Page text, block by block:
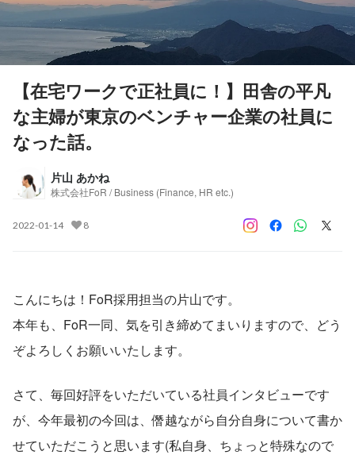
【在宅ワークで正社員に！】田舎の平凡
な主婦が東京のベンチャー企業の社員に
なった話。
片山 あかね
株式会社FoR / Business (Finance, HR etc.)
2022-01-14 8
こんにちは！FoR採用担当の片山です。
本年も、FoR一同、気を引き締めてまいりますので、どう
ぞよろしくお願いいたします。
さて、毎回好評をいただいている社員インタビューです
が、今年最初の今回は、僭越ながら自分自身について書か
せていただこうと思います(私自身、ちょっと特殊なので